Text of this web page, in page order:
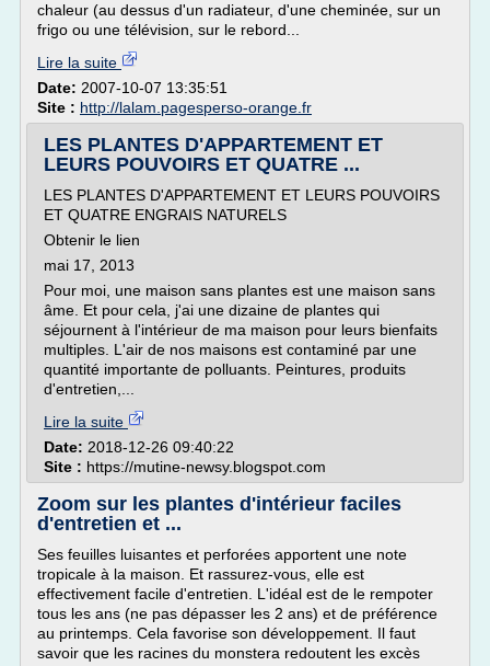
chaleur (au dessus d'un radiateur, d'une cheminée, sur un
frigo ou une télévision, sur le rebord...
Lire la suite
Date: 2007-10-07 13:35:51
Site : http://lalam.pagesperso-orange.fr
LES PLANTES D'APPARTEMENT ET
LEURS POUVOIRS ET QUATRE ...
LES PLANTES D'APPARTEMENT ET LEURS POUVOIRS
ET QUATRE ENGRAIS NATURELS
Obtenir le lien
mai 17, 2013
Pour moi, une maison sans plantes est une maison sans
âme. Et pour cela, j'ai une dizaine de plantes qui
séjournent à l'intérieur de ma maison pour leurs bienfaits
multiples. L'air de nos maisons est contaminé par une
quantité importante de polluants. Peintures, produits
d'entretien,...
Lire la suite
Date: 2018-12-26 09:40:22
Site : https://mutine-newsy.blogspot.com
Zoom sur les plantes d'intérieur faciles
d'entretien et ...
Ses feuilles luisantes et perforées apportent une note
tropicale à la maison. Et rassurez-vous, elle est
effectivement facile d'entretien. L'idéal est de le rempoter
tous les ans (ne pas dépasser les 2 ans) et de préférence
au printemps. Cela favorise son développement. Il faut
savoir que les racines du monstera redoutent les excès